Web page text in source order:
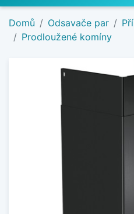
Domů Odsavače par
Prodloužené komíny